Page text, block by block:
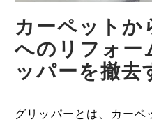
カーペットか
へのリフォー
ッパーを撤去
グリッパーとは、カーペ